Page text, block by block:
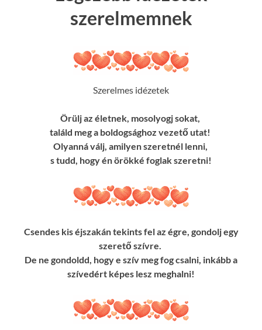
szerelmemnek
Szerelmes idézetek
Örülj az életnek, mosolyogj sokat,
találd meg a boldogsághoz vezető utat!
Olyanná válj, amilyen szeretnél lenni,
s tudd, hogy én örökké foglak szeretni!
Csendes kis éjszakán tekints fel az égre, gondolj egy
szerető szívre.
De ne gondoldd, hogy e szív meg fog csalni, inkább a
szívedért képes lesz meghalni!